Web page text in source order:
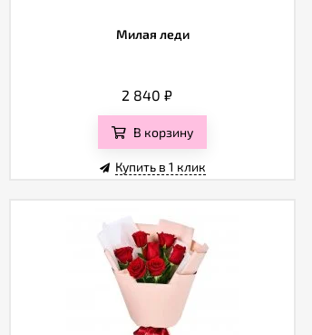
Милая леди
2 840 ₽
В корзину
Купить в 1 клик